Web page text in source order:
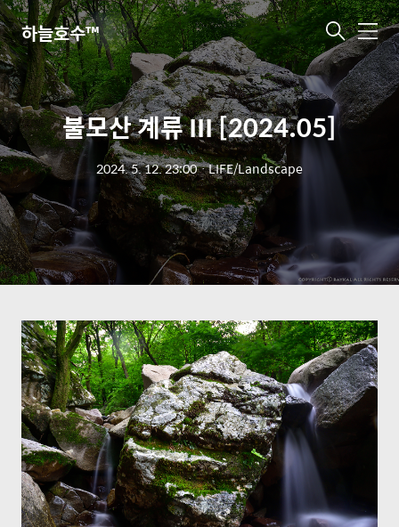
하늘호수™ 메
뉴
불모산 계류 III [2024.05]
2024. 5. 12. 23:00ㆍLIFE/Landscape